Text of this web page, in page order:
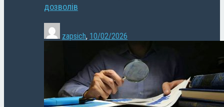
дозволів
zapsich, 10/02/2026